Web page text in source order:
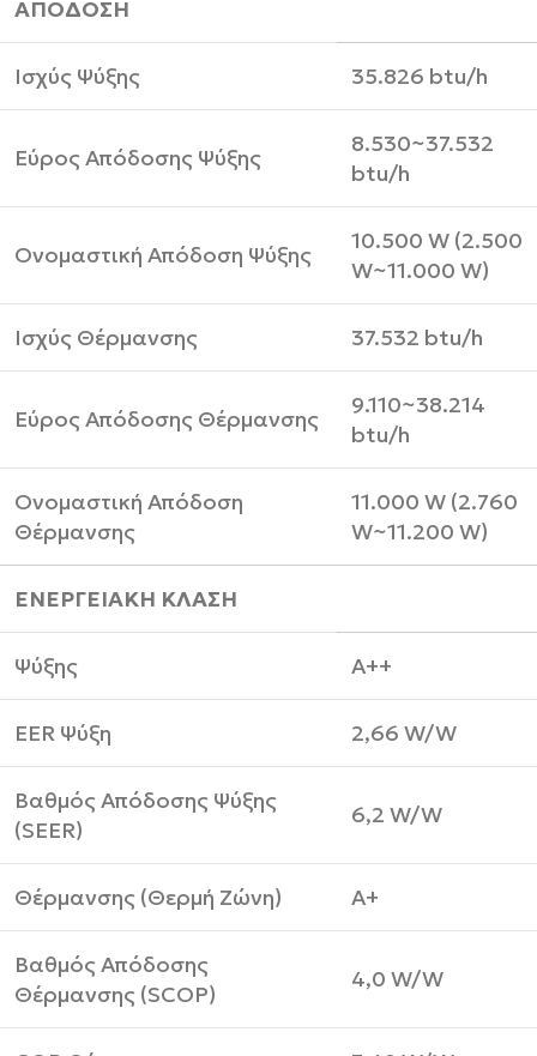
ΑΠΟΔΟΣΗ
Ισχύς Ψύξης 35.826 btu/h
Εύρος Απόδοσης Ψύξης
8.530~37.532
btu/h
Ονομαστική Απόδοση Ψύξης
10.500 W (2.500
W~11.000 W)
Ισχύς Θέρμανσης 37.532 btu/h
Εύρος Απόδοσης Θέρμανσης
9.110~38.214
btu/h
Ονομαστική Απόδοση
Θέρμανσης
11.000 W (2.760
W~11.200 W)
ΕΝΕΡΓΕΙΑΚΗ ΚΛΑΣΗ
Ψύξης A++
EER Ψύξη 2,66 W/W
Βαθμός Απόδοσης Ψύξης
(SEER)
6,2 W/W
Θέρμανσης (Θερμή Ζώνη) A+
Βαθμός Απόδοσης
Θέρμανσης (SCOP)
4,0 W/W